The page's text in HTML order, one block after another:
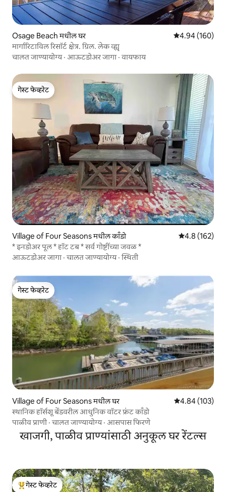
Osage Beach मधील घर 5 पैकी 4.94
4.94 (160)
मार्गारिटाविल रिसॉर्ट क्षेत्र. ग्रिल. लेक व्ह्यू
चालत जाण्यायोग्य· आऊटडोअर जागा ·वायफाय
गेस्ट फेव्हरेट
गेस्ट फेव्हरेट
Village of Four Seasons मधील काँडो 5 पैकी 4.8
4.8 (162)
* इनडोअर पूल * हॉट टब * सर्व गोष्टींच्या जवळ *
आऊटडोअर जागा ·चालत जाण्यायोग्य·स्थिती
गेस्ट फेव्हरेट
गेस्ट फेव्हरेट
Village of Four Seasons मधील घर 5 पैकी 4.84
4.84 (103)
स्थानिक हॉर्सशू बेंडवरील आधुनिक वॉटर फ्रंट काँडो
पाळीव प्राणी ·चालत जाण्यायोग्य· आसपास फिरणे
खाजगी, पाळीव प्राण्यांसाठी अनुकूल घर रेंटल्स
गेस्ट फेव्हरेट